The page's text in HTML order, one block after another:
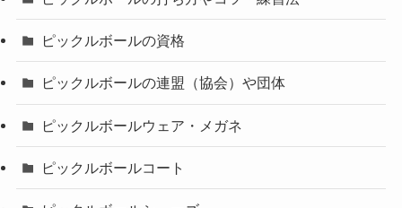
ピックルボールの資格
ピックルボールの連盟（協会）や団体
ピックルボールウェア・メガネ
ピックルボールコート